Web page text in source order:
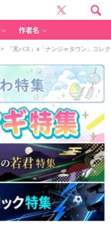
作者名
> 『黒バス』x「ナンジャタウン」コレ